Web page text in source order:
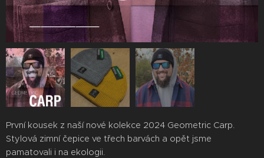
První kousek z naší nové kolekce 2024 Geometric Carp.
Stylová zimní čepice ve třech barvách a opět jsme
pamatovali i na ekologii.